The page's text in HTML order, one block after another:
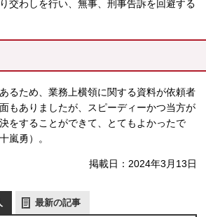
交わしを行い、無事、刑事告訴を回避する
るため、業務上横領に関する資料が依頼者
もありましたが、スピーディーかつ当方が
をすることができて、とてもよかったで
嵐勇）。
掲載日：2024年3月13日
最新の記事